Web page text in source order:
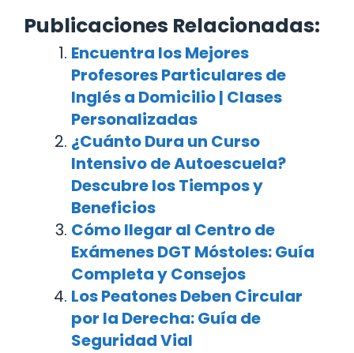
Publicaciones Relacionadas:
Encuentra los Mejores
Profesores Particulares de
Inglés a Domicilio | Clases
Personalizadas
¿Cuánto Dura un Curso
Intensivo de Autoescuela?
Descubre los Tiempos y
Beneficios
Cómo llegar al Centro de
Exámenes DGT Móstoles: Guía
Completa y Consejos
Los Peatones Deben Circular
por la Derecha: Guía de
Seguridad Vial